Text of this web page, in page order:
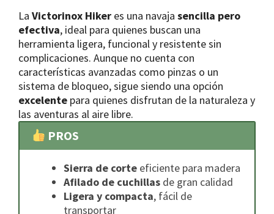
La Victorinox Hiker es una navaja sencilla pero
efectiva, ideal para quienes buscan una
herramienta ligera, funcional y resistente sin
complicaciones. Aunque no cuenta con
características avanzadas como pinzas o un
sistema de bloqueo, sigue siendo una opción
excelente para quienes disfrutan de la naturaleza y
las aventuras al aire libre.
PROS
Sierra de corte eficiente para madera
Afilado de cuchillas de gran calidad
Ligera y compacta, fácil de
transportar